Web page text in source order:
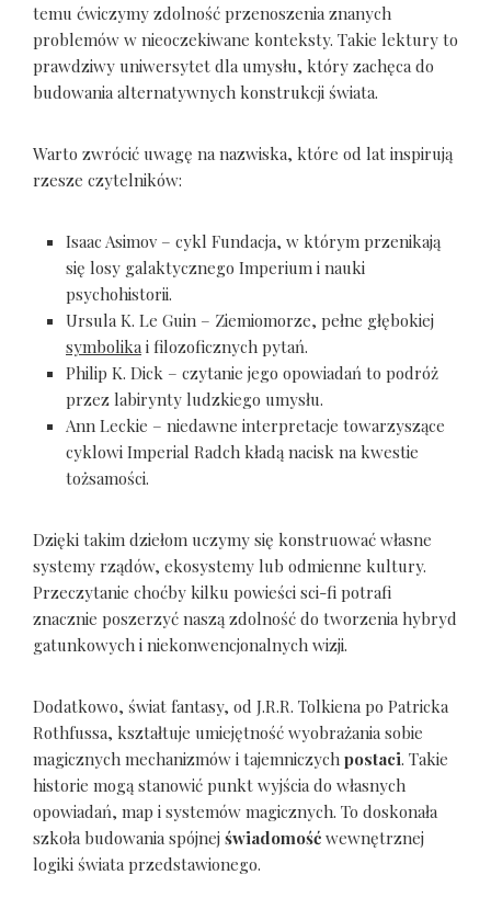
temu ćwiczymy zdolność przenoszenia znanych
problemów w nieoczekiwane konteksty. Takie lektury to
prawdziwy uniwersytet dla umysłu, który zachęca do
budowania alternatywnych konstrukcji świata.
Warto zwrócić uwagę na nazwiska, które od lat inspirują
rzesze czytelników:
Isaac Asimov – cykl Fundacja, w którym przenikają
się losy galaktycznego Imperium i nauki
psychohistorii.
Ursula K. Le Guin – Ziemiomorze, pełne głębokiej
symbolika i filozoficznych pytań.
Philip K. Dick – czytanie jego opowiadań to podróż
przez labirynty ludzkiego umysłu.
Ann Leckie – niedawne interpretacje towarzyszące
cyklowi Imperial Radch kładą nacisk na kwestie
tożsamości.
Dzięki takim dziełom uczymy się konstruować własne
systemy rządów, ekosystemy lub odmienne kultury.
Przeczytanie choćby kilku powieści sci-fi potrafi
znacznie poszerzyć naszą zdolność do tworzenia hybryd
gatunkowych i niekonwencjonalnych wizji.
Dodatkowo, świat fantasy, od J.R.R. Tolkiena po Patricka
Rothfussa, kształtuje umiejętność wyobrażania sobie
magicznych mechanizmów i tajemniczych postaci. Takie
historie mogą stanowić punkt wyjścia do własnych
opowiadań, map i systemów magicznych. To doskonała
szkoła budowania spójnej świadomość wewnętrznej
logiki świata przedstawionego.